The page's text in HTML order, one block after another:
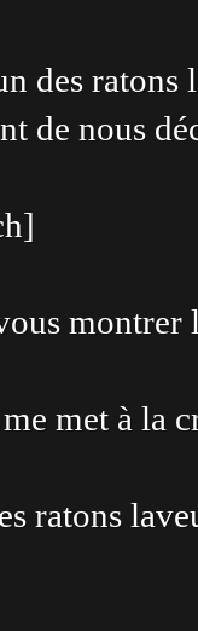
des ratons
de nous
met à la
ratons